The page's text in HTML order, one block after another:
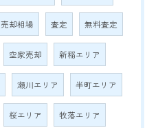
売却相場 査定 無料査定
空家売却 新稲エリア
瀬川エリア 半町エリア
桜エリア 牧落エリア